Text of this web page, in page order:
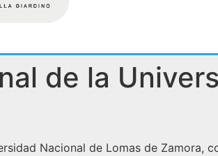
de la
Nacional de Lomas de Zamora,